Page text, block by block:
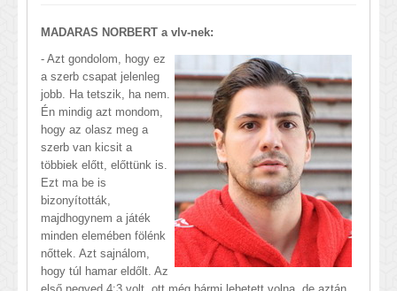
MADARAS NORBERT a vlv-nek:
- Azt gondolom, hogy ez
a szerb csapat jelenleg
jobb. Ha tetszik, ha nem.
Én mindig azt mondom,
hogy az olasz meg a
szerb van kicsit a
többiek előtt, előttünk is.
Ezt ma be is
bizonyították,
majdhogynem a játék
minden elemében fölénk
nőttek. Azt sajnálom,
hogy túl hamar eldőlt. Az